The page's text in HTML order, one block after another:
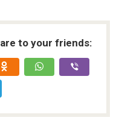
to your friends: